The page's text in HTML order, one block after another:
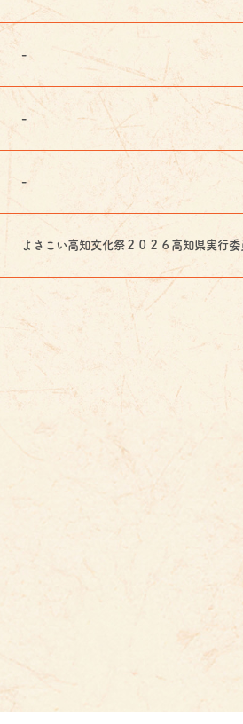
-
-
-
よさこい高知文化祭２０２６高知県実行